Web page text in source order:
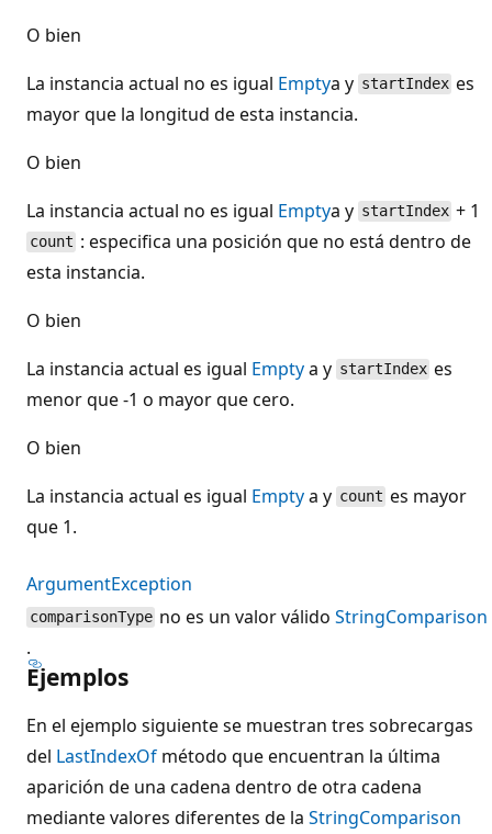
O bien
La instancia actual no es igual Emptya y startIndex es
mayor que la longitud de esta instancia.
O bien
La instancia actual no es igual Emptya y startIndex + 1
count : especifica una posición que no está dentro de
esta instancia.
O bien
La instancia actual es igual Emptya y startIndex es
menor que -1 o mayor que cero.
O bien
La instancia actual es igual Emptya y count es mayor
que 1.
ArgumentException
comparisonType no es un valor válidoStringComparison
.
Ejemplos
En el ejemplo siguiente se muestran tres sobrecargas
del LastIndexOf método que encuentran la última
aparición de una cadena dentro de otra cadena
mediante valores diferentes de la StringComparison